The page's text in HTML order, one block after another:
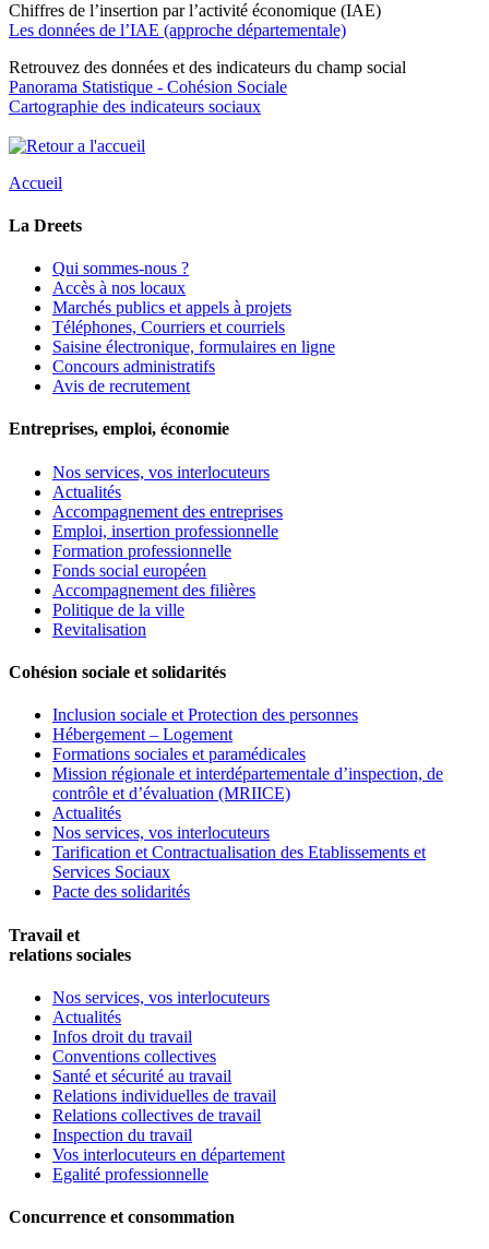
Chiffres de l’insertion par l’activité économique (IAE)
Les données de l’IAE (approche départementale)
Retrouvez des données et des indicateurs du champ social
Panorama Statistique - Cohésion Sociale
Cartographie des indicateurs sociaux
Accueil
La Dreets
Qui sommes-nous ?
Accès à nos locaux
Marchés publics et appels à projets
Téléphones, Courriers et courriels
Saisine électronique, formulaires en ligne
Concours administratifs
Avis de recrutement
Entreprises, emploi, économie
Nos services, vos interlocuteurs
Actualités
Accompagnement des entreprises
Emploi, insertion professionnelle
Formation professionnelle
Fonds social européen
Accompagnement des filières
Politique de la ville
Revitalisation
Cohésion sociale et solidarités
Inclusion sociale et Protection des personnes
Hébergement – Logement
Formations sociales et paramédicales
Mission régionale et interdépartementale d’inspection, de
contrôle et d’évaluation (MRIICE)
Actualités
Nos services, vos interlocuteurs
Tarification et Contractualisation des Etablissements et
Services Sociaux
Pacte des solidarités
Travail et
relations sociales
Nos services, vos interlocuteurs
Actualités
Infos droit du travail
Conventions collectives
Santé et sécurité au travail
Relations individuelles de travail
Relations collectives de travail
Inspection du travail
Vos interlocuteurs en département
Egalité professionnelle
Concurrence et consommation